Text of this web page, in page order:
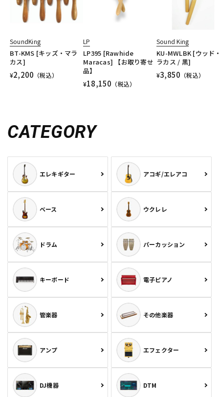
SoundKing
BT-KMS [キッズ・マラ
カス]
¥2,200 （税込）
LP
LP395 [Rawhide
Maracas] 【お取り寄せ
品】
¥18,150 （税込）
Sound King
KU-MWLBK [ウッド
ラカス / 黒]
¥3,850 （税込）
CATEGORY
エレキギター アコギ/エレアコ
ベース ウクレレ
ドラム パーカッション
キーボード 電子ピアノ
管楽器 その他楽器
アンプ エフェクター
DJ機器 DTM